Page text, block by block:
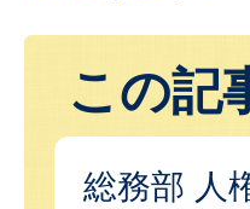
この記
総務部 人